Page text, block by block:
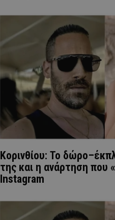
Κορινθίου: Το
της και η ανάρτηση που
Instagram